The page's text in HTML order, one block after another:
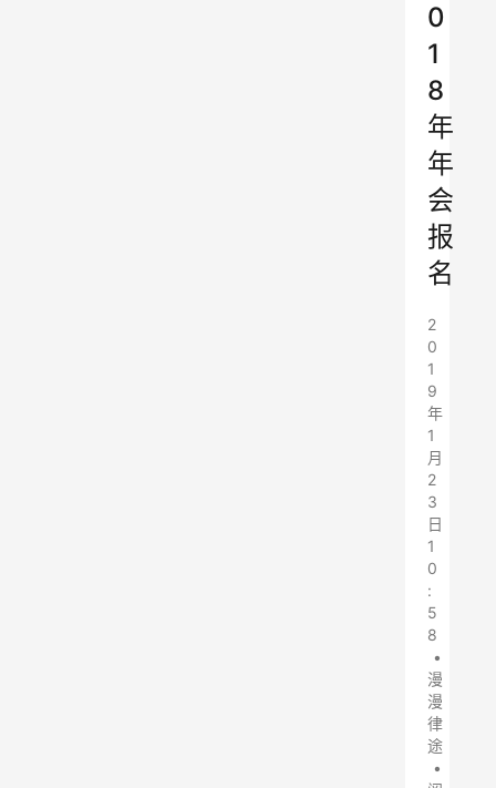
0
1
8
年
年
会
报
名
2
0
1
9
年
1
月
2
3
日
1
0
:
5
8
•
漫
漫
律
途
•